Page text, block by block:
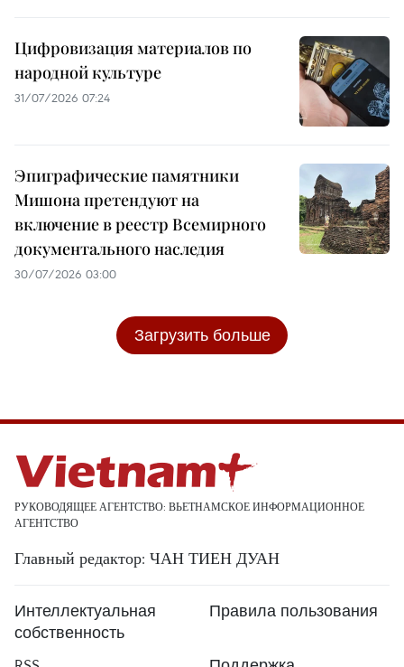
Цифровизация материалов по
народной культуре
31/07/2026 07:24
Эпиграфические памятники
Мишона претендуют на
включение в реестр Всемирного
документального наследия
30/07/2026 03:00
Загрузить больше
РУКОВОДЯЩЕЕ АГЕНТСТВО: ВЬЕТНАМСКОЕ ИНФОРМАЦИОННОЕ
АГЕНТСТВО
Главный редактор: ЧАН ТИЕН ДУАН
Интеллектуальная
собственность
Правила пользования